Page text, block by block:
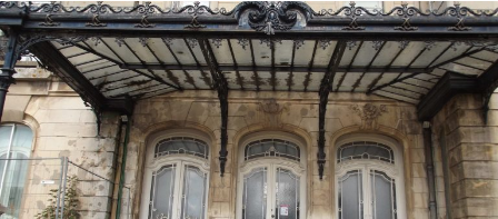
propos
d’un
étranger